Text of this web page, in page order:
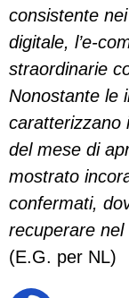
consistente
digitale, l’e-
straordinarie
Nonostante le
caratterizzano
del mese di
mostrato
confermati,
recuperare nel
(E.G. per NL)